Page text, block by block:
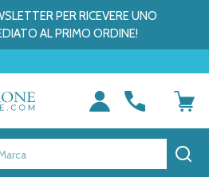
PER RICEVERE UNO
AL PRIMO ORDINE!